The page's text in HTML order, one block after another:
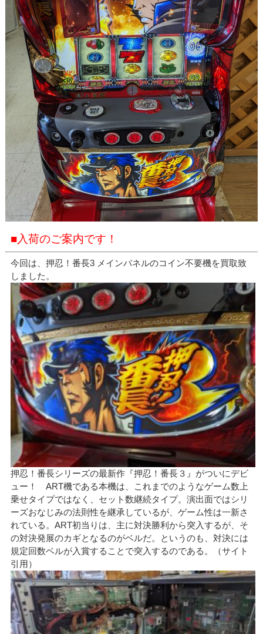
■入荷のご案内です！
今回は、押忍！番長3 メインパネルのコイン不要機を買取致
しました。
押忍！番長シリーズの最新作『押忍！番長３』がついにデビ
ュー！ ART機である本機は、これまでのようなゲーム数上
乗せタイプではなく、セット数継続タイプ。演出面ではシリ
ーズおなじみの法則性を継承しているが、ゲーム性は一新さ
れている。ART初当りは、主に対決勝利から突入するが、そ
の対決発展のカギとなるのがベルだ。というのも、対決には
規定回数ベルが入賞することで突入するのである。（サイト
引用）